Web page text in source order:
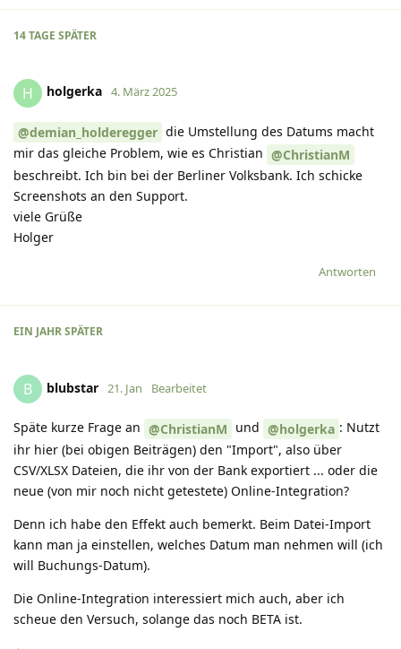
14 TAGE SPÄTER
H holgerka 4. März 2025
@demian_holderegger die Umstellung des Datums macht
mir das gleiche Problem, wie es Christian @ChristianM
beschreibt. Ich bin bei der Berliner Volksbank. Ich schicke
Screenshots an den Support.
viele Grüße
Holger
Antworten
EIN JAHRSPÄTER
B blubstar 21. Jan Bearbeitet
Späte kurze Frage an @ChristianM und @holgerka : Nutzt
ihr hier (bei obigen Beiträgen) den "Import", also über
CSV/XLSX Dateien, die ihr von der Bank exportiert ... oder die
neue (von mir noch nicht getestete) Online-Integration?
Denn ich habe den Effekt auch bemerkt. Beim Datei-Import
kann man ja einstellen, welches Datum man nehmen will (ich
will Buchungs-Datum).
Die Online-Integration interessiert mich auch, aber ich
scheue den Versuch, solange das noch BETA ist.